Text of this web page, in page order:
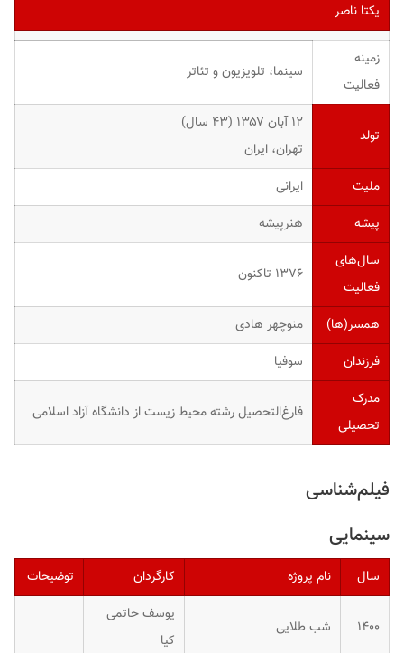
یکتا ناصر
زمینه
فعالیت
سینما، تلویزیون و تئاتر
تولد
۱۲ آبان ۱۳۵۷ ‏(۴۳ سال)
تهران، ایران
ملیت
ایرانی
پیشه
هنرپیشه
سال‌های
فعالیت
۱۳۷۶ تاکنون
همسر(ها)
منوچهر هادی
فرزندان
سوفیا
مدرک
تحصیلی
فارغ‌التحصیل رشته محیط زیست از دانشگاه آزاد اسلامی
فیلم‌شناسی
سینمایی
سال نام پروژه کارگردان توضیحات
۱۴۰۰ شب طلایی
یوسف حاتمی
کیا